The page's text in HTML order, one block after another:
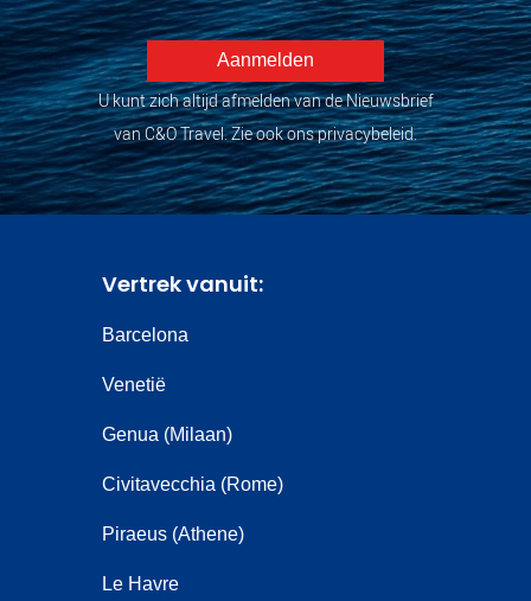
U kunt zich altijd afmelden van de Nieuwsbrief
van C&O Travel. Zie ook ons privacybeleid.
Vertrek vanuit:
Barcelona
Venetië
Genua (Milaan)
Civitavecchia (Rome)
Piraeus (Athene)
Le Havre